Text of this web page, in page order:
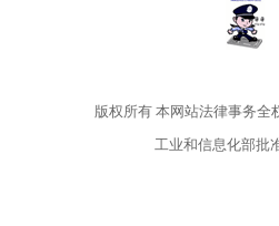
版权所有本网站法律事务全
工业和信息化部批